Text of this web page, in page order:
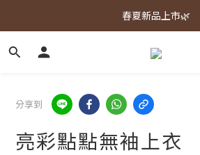
春夏新品上市🌿
春夏新品上市🌿
週週上新品✨
分享到
亮彩點點無袖上衣